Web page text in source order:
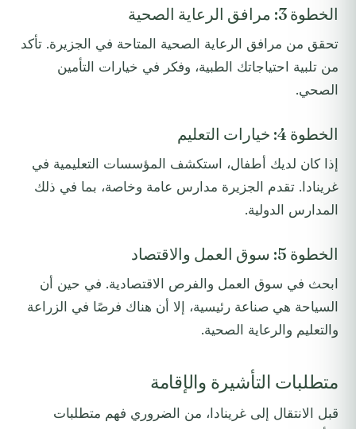
الخطوة 3: مرافق الرعاية الصحية
تحقق من مرافق الرعاية الصحية المتاحة في الجزيرة. تأكد
من تلبية احتياجاتك الطبية، وفكر في خيارات التأمين
الصحي.
الخطوة 4: خيارات التعليم
إذا كان لديك أطفال، استكشف المؤسسات التعليمية في
غرينادا. تقدم الجزيرة مدارس عامة وخاصة، بما في ذلك
المدارس الدولية.
الخطوة 5: سوق العمل والاقتصاد
ابحث في سوق العمل والفرص الاقتصادية. في حين أن
السياحة هي صناعة رئيسية، إلا أن هناك فرصًا في الزراعة
والتعليم والرعاية الصحية.
متطلبات التأشيرة والإقامة
قبل الانتقال إلى غرينادا، من الضروري فهم متطلبات